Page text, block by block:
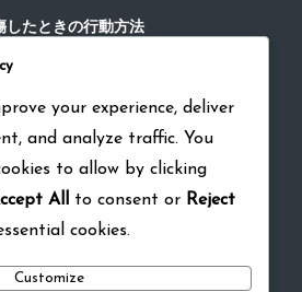
したときの行動方法
黙の野球ルールの役割
な瞬間における沈黙の役割
討論における暗黙のルールの役割
your experience, deliver
and analyze traffic. You
to allow by clicking
All to consent or Reject
cookies.
Customize